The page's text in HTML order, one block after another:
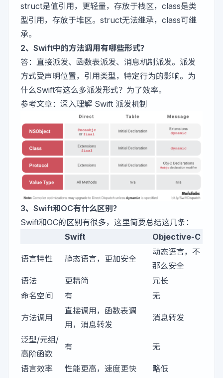
struct是值引用，更轻量，存放于栈区，class是类
型引用，存放于堆区。struct无法继承，class可继
承。
2、Swift中的方法调用有哪些形式？
答：直接派发、函数表派发、消息机制派发。派发
方式受声明位置，引用类型，特定行为的影响。为
什么Swift有这么多派发形式？为了效率。
参考文章： 深入理解 Swift 派发机制
3、Swift和OC有什么区别？
Swift和OC的区别有很多，这里简要总结这几条：
Swift
Objective-C
语言特性 静态语言，更加安全
动态语言，不
那么安全
语法
更精简
冗长
命名空间
有 无
方法调用
直接调用，函数表调
用，消息转发
消息转发
泛型/元组/
高阶函数
有 无
语言效率 性能更高，速度更快 略低